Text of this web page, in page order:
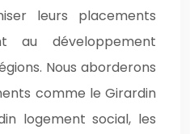
leurs placements
au développement
Nous aborderons
comme le Girardin
logement social, les